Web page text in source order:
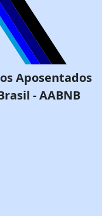
Aposentados
- AABNB